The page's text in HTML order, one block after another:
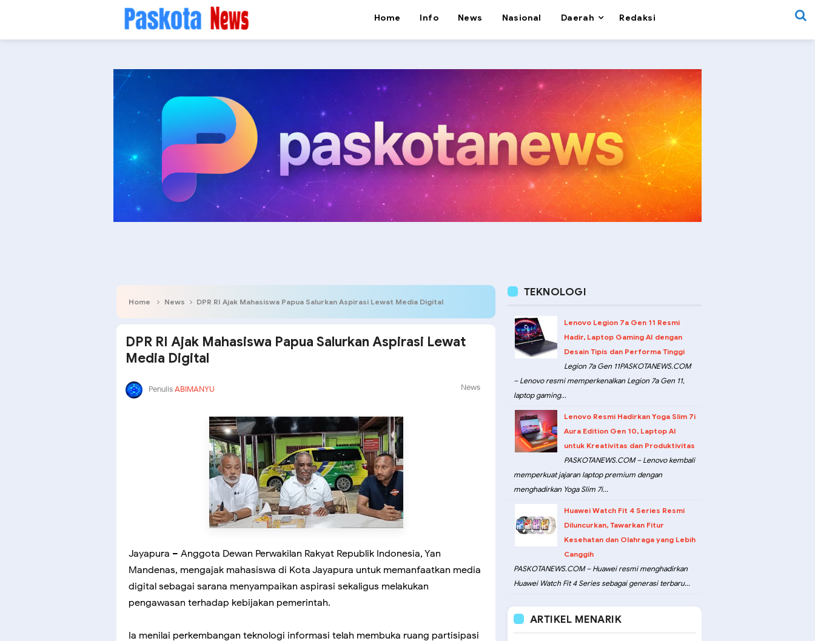
Home Info News Nasional Daerah Redaksi
Home News DPR RI Ajak Mahasiswa Papua Salurkan Aspirasi Lewat Media Digital
DPR RI Ajak Mahasiswa Papua Salurkan Aspirasi Lewat
Media Digital
PenulisABIMANYU News
Jayapura – Anggota Dewan Perwakilan Rakyat Republik Indonesia, Yan
Mandenas, mengajak mahasiswa di Kota Jayapura untuk memanfaatkan media
digital sebagai sarana menyampaikan aspirasi sekaligus melakukan
pengawasan terhadap kebijakan pemerintah.
Ia menilai perkembangan teknologi informasi telah membuka ruang partisipasi
TEKNOLOGI
Lenovo Legion 7a Gen 11 Resmi
Hadir, Laptop Gaming AI dengan
Desain Tipis dan Performa Tinggi
Legion 7a Gen 11PASKOTANEWS.COM
– Lenovo resmi memperkenalkan Legion 7a Gen 11,
laptop gaming...
Lenovo Resmi Hadirkan Yoga Slim 7i
Aura Edition Gen 10, Laptop AI
untuk Kreativitas dan Produktivitas
PASKOTANEWS.COM – Lenovo kembali
memperkuat jajaran laptop premium dengan
menghadirkan Yoga Slim 7i...
Huawei Watch Fit 4 Series Resmi
Diluncurkan, Tawarkan Fitur
Kesehatan dan Olahraga yang Lebih
Canggih
PASKOTANEWS.COM – Huawei resmi menghadirkan
Huawei Watch Fit 4 Series sebagai generasi terbaru...
ARTIKEL MENARIK